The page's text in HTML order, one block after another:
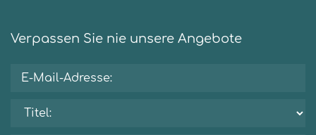
Verpassen Sie nie unsere Angebote